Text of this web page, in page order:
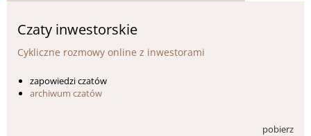
Czaty inwestorskie
Cykliczne rozmowy online z inwestorami
zapowiedzi czatów
archiwum czatów
pobierz